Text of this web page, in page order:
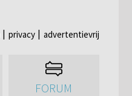
privacy advertentievrij
FORUM